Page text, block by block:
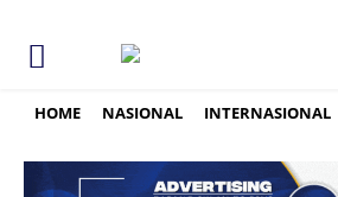
HOME NASIONAL INTERNASIONAL